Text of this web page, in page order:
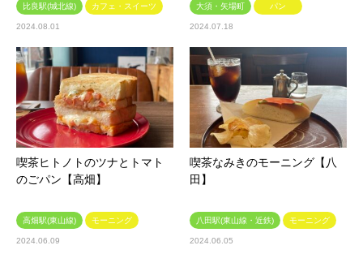
比良駅(城北線) カフェ・スイーツ
2024.08.01
大須・矢場町 パン
2024.07.18
喫茶ヒトノトのツナとトマト
のごパン【高畑】
高畑駅(東山線) モーニング
2024.06.09
喫茶なみきのモーニング【八
田】
八田駅(東山線・近鉄) モーニング
2024.06.05